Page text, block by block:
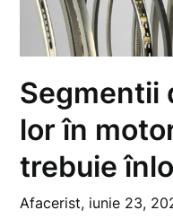
Segmentii
lor în
trebuie
Afacerist, iunie 23,